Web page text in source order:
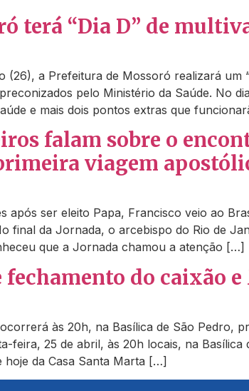
terá “Dia D” de
(26), a Prefeitura de Mossoró realizará um
pelo Ministério da Saúde. No
e mais dois pontos extras que
falam sobre o
viagem
após ser eleito Papa, Francisco veio ao
final da Jornada, o arcebispo do Rio de
que a Jornada chamou a atenção […]
fechamento do caixão
às 20h, na Basílica de São Pedro,
feira, 25 de abril, às 20h locais, na
hoje da Casa Santa Marta […]